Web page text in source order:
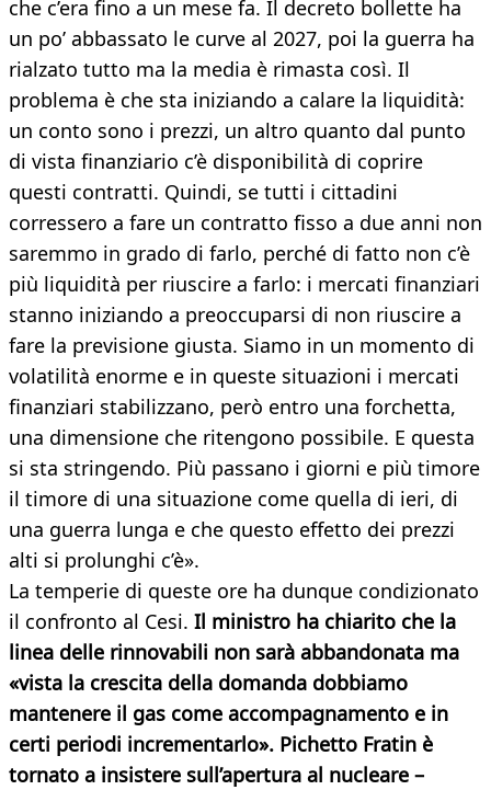
che c’era fino a un mese fa. Il decreto bollette ha
un po’ abbassato le curve al 2027, poi la guerra ha
rialzato tutto ma la media è rimasta così. Il
problema è che sta iniziando a calare la liquidità:
un conto sono i prezzi, un altro quanto dal punto
di vista finanziario c’è disponibilità di coprire
questi contratti. Quindi, se tutti i cittadini
corressero a fare un contratto fisso a due anni non
saremmo in grado di farlo, perché di fatto non c’è
più liquidità per riuscire a farlo: i mercati finanziari
stanno iniziando a preoccuparsi di non riuscire a
fare la previsione giusta. Siamo in un momento di
volatilità enorme e in queste situazioni i mercati
finanziari stabilizzano, però entro una forchetta,
una dimensione che ritengono possibile. E questa
si sta stringendo. Più passano i giorni e più timore
il timore di una situazione come quella di ieri, di
una guerra lunga e che questo effetto dei prezzi
alti si prolunghi c’è».
La temperie di queste ore ha dunque condizionato
il confronto al Cesi. Il ministro ha chiarito che la
linea delle rinnovabili non sarà abbandonata ma
«vista la crescita della domanda dobbiamo
mantenere il gas come accompagnamento e in
certi periodi incrementarlo». Pichetto Fratin è
tornato a insistere sull’apertura al nucleare –